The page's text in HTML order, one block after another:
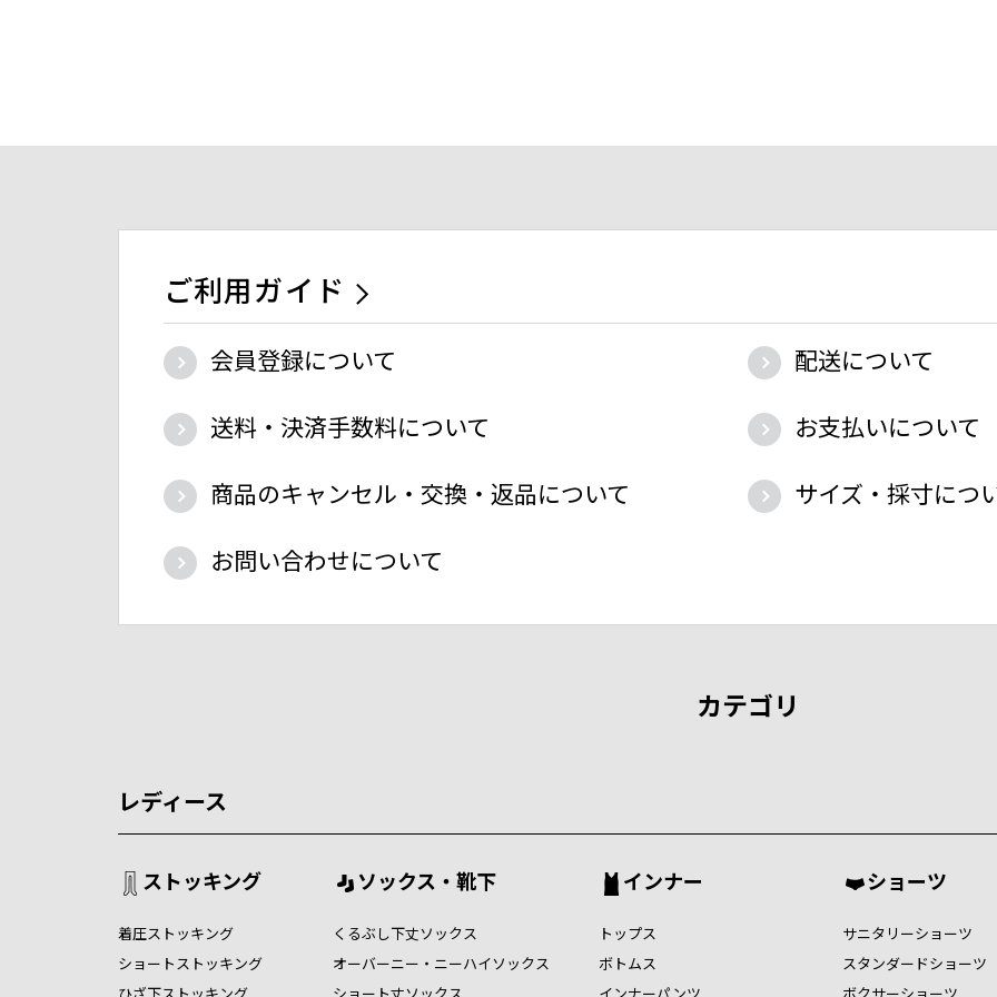
ご利用ガイド
会員登録について
配送について
送料・決済手数料について
お支払いについて
商品のキャンセル・交換・返品について
サイズ・採寸につ
お問い合わせについて
カテゴリ
レディース
ストッキング
着圧ストッキング
ショートストッキング
ソックス・靴下
くるぶし下丈ソックス
オーバーニー・ニーハイソックス
インナー
トップス
ボトムス
ショーツ
サニタリーショーツ
スタンダードショーツ